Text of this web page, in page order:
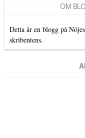
OM
Detta är en blogg på
skribentens.